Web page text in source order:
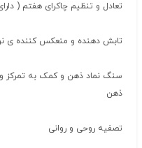
تعادل و تنظیم چاکرای هفتم (
تابش دهنده و منعکس کننده ی
سنگ نماد ذهن و کمک به تمرکز و
ذهن
تصفیه روحی و روانی